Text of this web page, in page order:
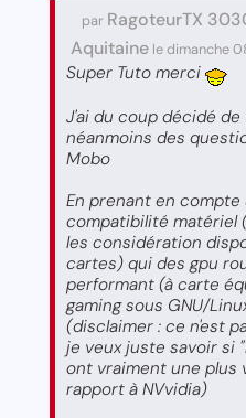
par RagoteurTX
Aquitaine le dimanche
Super Tuto merci
J'ai du coup décidé
néanmoins des
Mobo
En prenant en
compatibilité matériel
les considération
cartes) qui des gpu
performant (à carte
gaming sous GNU/
(disclaimer : ce n'est
je veux juste savoir si
ont vraiment une plus
rapport à NVvidia)